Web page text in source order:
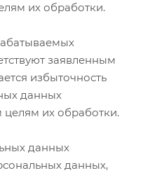
их обработки.
заявленным
избыточность
данных
их обработки.
данных
данных,